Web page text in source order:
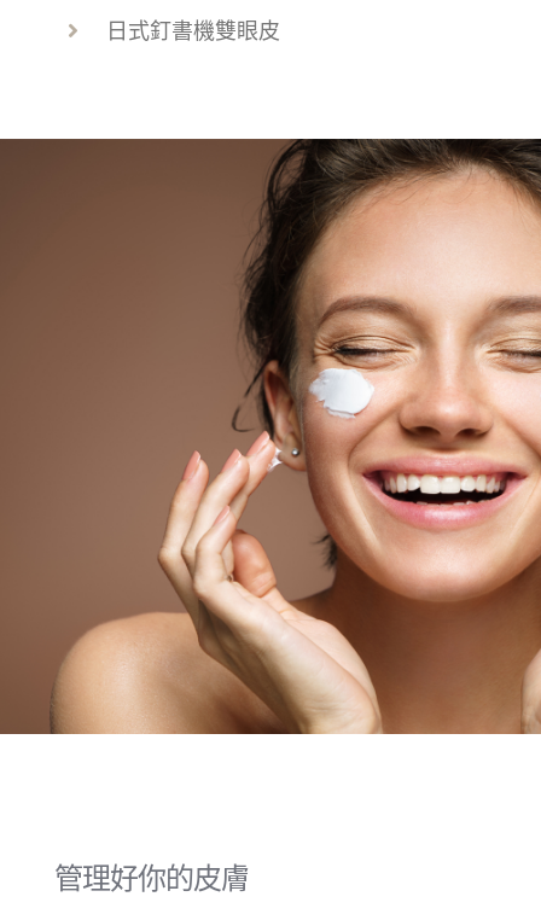
日式釘書機雙眼皮
管理好你的皮膚